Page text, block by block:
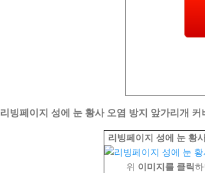
리빙페이지 성에 눈 황사 오염 방지 앞가리개
리빙페이지 성에 눈 황
위 이미지를 클릭